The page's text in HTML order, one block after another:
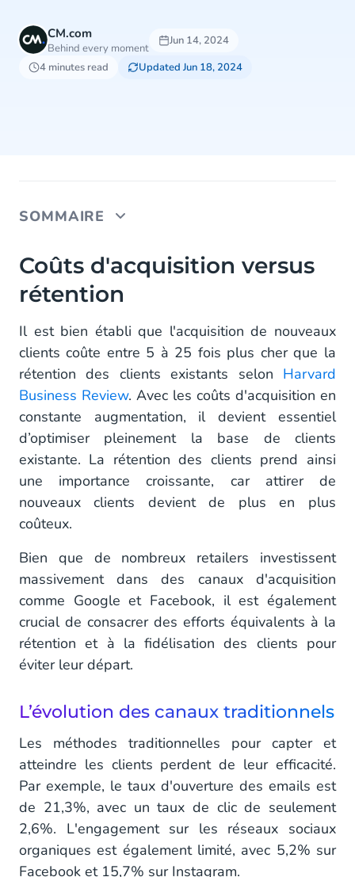
CM.com
Behind every moment
Jun 14, 2024
4 minutes read
Updated Jun 18, 2024
SOMMAIRE
Coûts d'acquisition versus rétention
Les défis du parcours client
La stratégie d’engagement client de bout en
Intégration transparente et IA conversationnelle
Coûts d'acquisition versus
rétention
Il est bien établi que l'acquisition de nouveaux
clients coûte entre 5 à 25 fois plus cher que la
rétention des clients existants selon Harvard
Business Review. Avec les coûts d'acquisition en
constante augmentation, il devient essentiel
d’optimiser pleinement la base de clients
existante. La rétention des clients prend ainsi
une importance croissante, car attirer de
nouveaux clients devient de plus en plus
coûteux.
Bien que de nombreux retailers investissent
massivement dans des canaux d'acquisition
comme Google et Facebook, il est également
crucial de consacrer des efforts équivalents à la
rétention et à la fidélisation des clients pour
éviter leur départ.
L’évolution des canaux traditionnels
Les méthodes traditionnelles pour capter et
atteindre les clients perdent de leur efficacité.
Par exemple, le taux d'ouverture des emails est
de 21,3%, avec un taux de clic de seulement
2,6%. L'engagement sur les réseaux sociaux
organiques est également limité, avec 5,2% sur
Facebook et 15,7% sur Instagram.